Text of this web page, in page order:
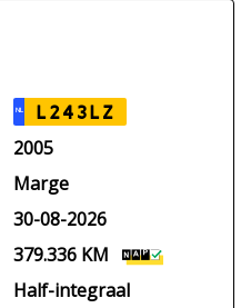
NL L243LZ
2005
Marge
30-08-2026
379.336 KM
Half-integraal